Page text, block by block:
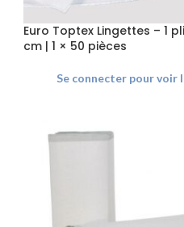
Euro Toptex Lingettes – 1
cm | 1 × 50 pièces
Se connecter pour voir